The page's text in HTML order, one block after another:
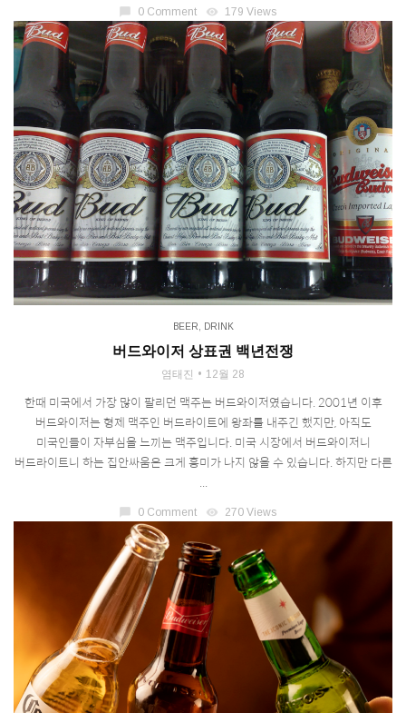
0 Comment visibility 179 Views
BEER DRINK
버드와이저 상표권 백년전쟁
염태진 12월 28
한때 미국에서 가장 많이 팔리던 맥주는 버드와이저였습니다. 2001년 이후
버드와이저는 형제 맥주인 버드라이트에 왕좌를 내주긴 했지만, 아직도
미국인들이 자부심을 느끼는 맥주입니다. 미국 시장에서 버드와이저니
버드라이트니 하는 집안싸움은 크게 흥미가 나지 않을 수 있습니다. 하지만 다른
...
chat_bubble 0 Comment visibility 270 Views